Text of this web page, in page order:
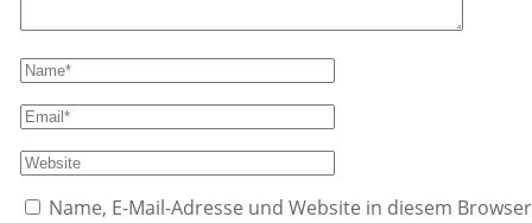
Name, E-Mail-Adresse und Website in diesem